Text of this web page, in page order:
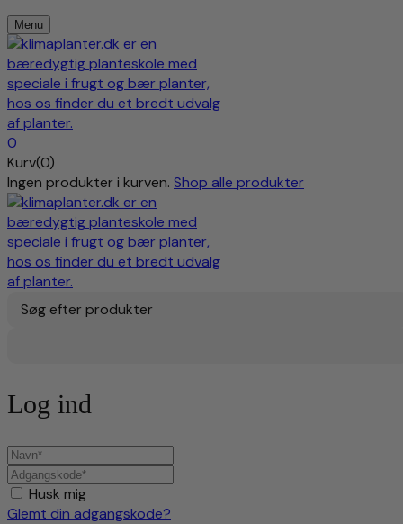
Menu
0
Kurv(0)
Ingen produkter i kurven. Shop alle produkter
Søg efter produkter
Log ind
Husk mig
Glemt din adgangskode?